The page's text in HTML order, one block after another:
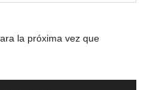
la próxima vez que